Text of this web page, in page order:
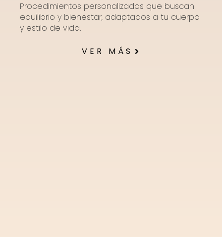
Procedimientos personalizados que buscan
equilibrio y bienestar, adaptados a tu cuerpo
y estilo de vida.
VER MÁS